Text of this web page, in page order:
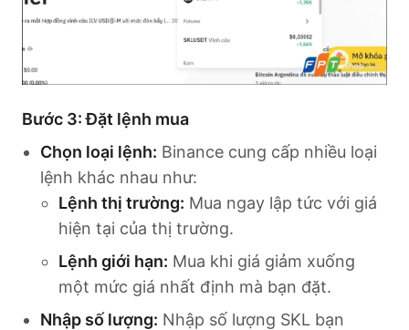
Bước 3: Đặt lệnh mua
Chọn loại lệnh: Binance cung cấp nhiều loại
lệnh khác nhau như:
Lệnh thị trường: Mua ngay lập tức với giá
hiện tại của thị trường.
Lệnh giới hạn: Mua khi giá giảm xuống
một mức giá nhất định mà bạn đặt.
Nhập số lượng: Nhập số lượng SKL bạn